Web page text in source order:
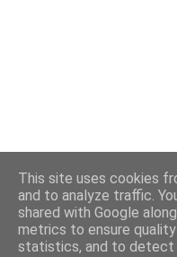
This site uses cookies
and to analyze traffic.
shared with Google
metrics to ensure
statistics, and to detect